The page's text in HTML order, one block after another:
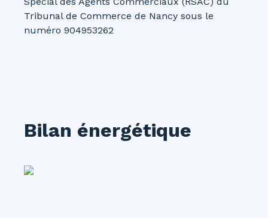
Tribunal de Commerce de Nancy sous le
numéro 904953262
Bilan énergétique